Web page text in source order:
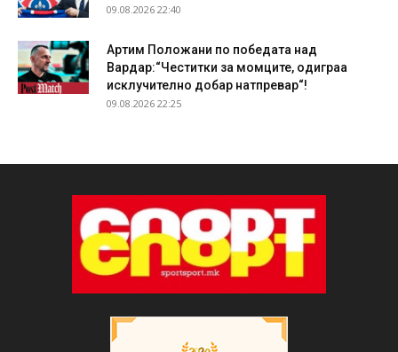
09.08.2026 22:40
Артим Положани по победата над
Вардар:“Честитки за момците, одиграа
исклучително добар натпревар“!
09.08.2026 22:25